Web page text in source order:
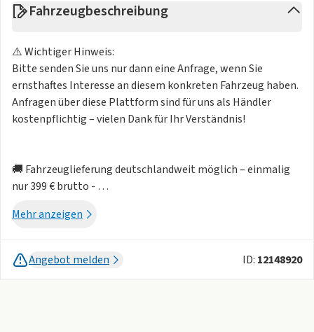
Fahrzeugbeschreibung
⚠️ Wichtiger Hinweis:
Bitte senden Sie uns nur dann eine Anfrage, wenn Sie
ernsthaftes Interesse an diesem konkreten Fahrzeug haben.
Anfragen über diese Plattform sind für uns als Händler
kostenpflichtig – vielen Dank für Ihr Verständnis!
🚚 Fahrzeuglieferung deutschlandweit möglich – einmalig
nur 399 € brutto -
IONIQ 9 mit 110 kWh Akku, 620 km Reichweite und 800V-
Schnellladetechnik – als 7-Sitzer mit TECHNIQ-Paket und
Mehr anzeigen
Angebot melden ID: 12148920